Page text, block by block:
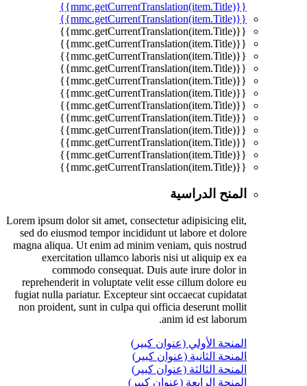
{{mmc.getCurrentTranslation(item.Title)}}
{{mmc.getCurrentTranslation(item.Title)}}
{{mmc.getCurrentTranslation(item.Title)}}
{{mmc.getCurrentTranslation(item.Title)}}
{{mmc.getCurrentTranslation(item.Title)}}
{{mmc.getCurrentTranslation(item.Title)}}
{{mmc.getCurrentTranslation(item.Title)}}
{{mmc.getCurrentTranslation(item.Title)}}
{{mmc.getCurrentTranslation(item.Title)}}
{{mmc.getCurrentTranslation(item.Title)}}
{{mmc.getCurrentTranslation(item.Title)}}
{{mmc.getCurrentTranslation(item.Title)}}
{{mmc.getCurrentTranslation(item.Title)}}
{{mmc.getCurrentTranslation(item.Title)}}
المنح الدراسية
Lorem ipsum dolor sit amet, consectetur adipisicing elit,
sed do eiusmod tempor incididunt ut labore et dolore
magna aliqua. Ut enim ad minim veniam, quis nostrud
exercitation ullamco laboris nisi ut aliquip ex ea
commodo consequat. Duis aute irure dolor in
reprehenderit in voluptate velit esse cillum dolore eu
fugiat nulla pariatur. Excepteur sint occaecat cupidatat
non proident, sunt in culpa qui officia deserunt mollit
anim id est laborum.
المنحة الأولي (عنوان كبير)
المنحة الثانية (عنوان كبير)
المنحة الثالثة (عنوان كبير)
المنحة الرابعة (عنوان كبير)